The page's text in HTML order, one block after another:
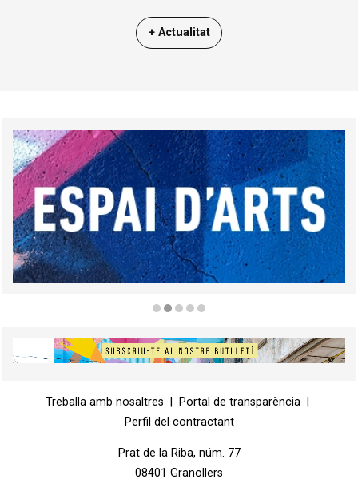
+ Actualitat
Treballa amb nosaltres
Portal de transparència
Perfil del contractant
Prat de la Riba, núm. 77
08401 Granollers